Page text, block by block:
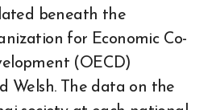
beneath the
for Economic Co-
(OECD)
Welsh. The data on the